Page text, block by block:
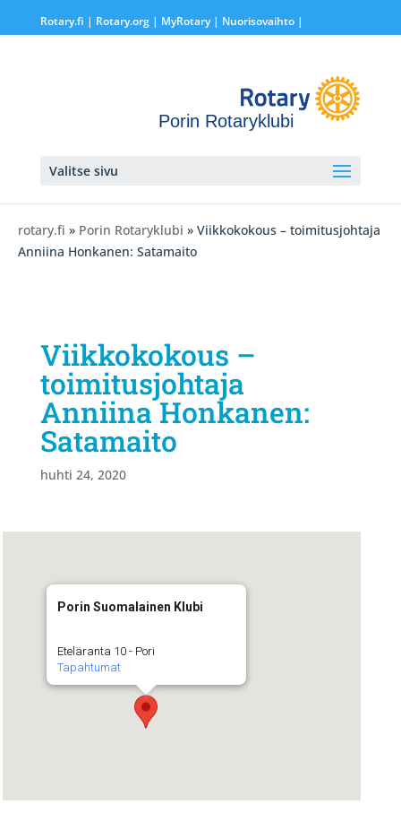
Rotary.fi | Rotary.org| MyRotary | Nuorisovaihto|
Porin Rotaryklubi
Valitse sivu
rotary.fi » Porin Rotaryklubi » Viikkokokous – toimitusjohtaja
Anniina Honkanen: Satamaito
Viikkokokous –
toimitusjohtaja
Anniina Honkanen:
Satamaito
huhti 24, 2020
Porin Suomalainen Klubi
Eteläranta 10 - Pori
Tapahtumat